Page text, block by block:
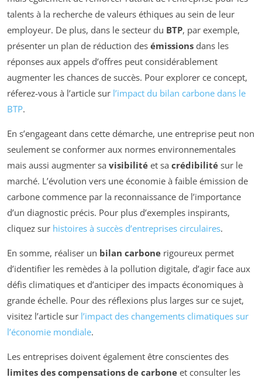
talents à la recherche de valeurs éthiques au sein de leur
employeur. De plus, dans le secteur du BTP, par exemple,
présenter un plan de réduction des émissions dans les
réponses aux appels d’offres peut considérablement
augmenter les chances de succès. Pour explorer ce concept,
réferez-vous à l’article sur l’impact du bilan carbone dans le
BTP.
En s’engageant dans cette démarche, une entreprise peut non
seulement se conformer aux normes environnementales
mais aussi augmenter sa visibilité et sa crédibilité sur le
marché. L’évolution vers une économie à faible émission de
carbone commence par la reconnaissance de l’importance
d’un diagnostic précis. Pour plus d’exemples inspirants,
cliquez sur histoires à succès d’entreprises circulaires.
En somme, réaliser un bilan carbone rigoureux permet
d’identifier les remèdes à la pollution digitale, d’agir face aux
défis climatiques et d’anticiper des impacts économiques à
grande échelle. Pour des réflexions plus larges sur ce sujet,
visitez l’article sur l’impact des changements climatiques sur
l’économie mondiale.
Les entreprises doivent également être conscientes des
limites des compensations de carbone et consulter les